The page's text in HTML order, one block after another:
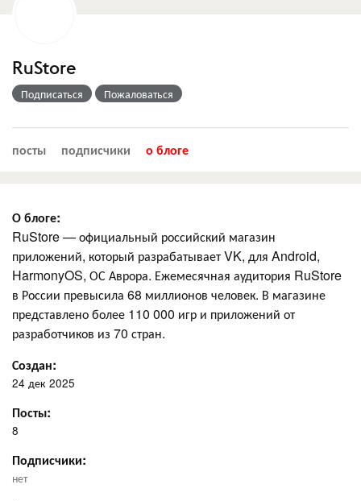
RuStore
Подписаться Пожаловаться
посты подписчики о блоге
О блоге:
RuStore — официальный российский магазин
приложений, который разрабатывает VK, для Android,
HarmonyOS, ОС Аврора. Ежемесячная аудитория RuStore
в России превысила 68 миллионов человек. В магазине
представлено более 110 000 игр и приложений от
разработчиков из 70 стран.
Создан:
24 дек 2025
Посты:
8
Подписчики:
нет